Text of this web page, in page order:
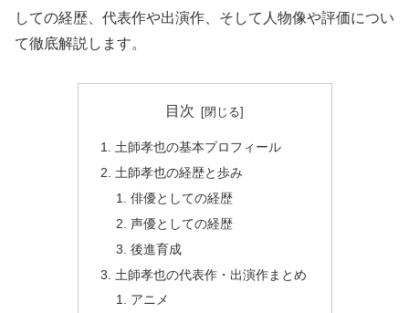
しての経歴、代表作や出演作、そして人物像や評価につい
て徹底解説します。
目次
土師孝也の基本プロフィール
土師孝也の経歴と歩み
俳優としての経歴
声優としての経歴
後進育成
土師孝也の代表作・出演作まとめ
アニメ